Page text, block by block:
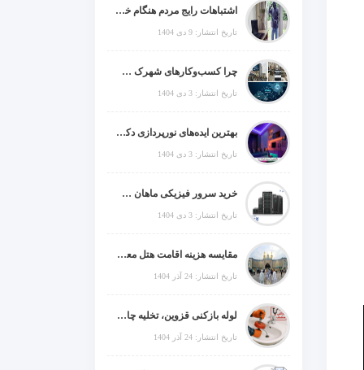
اشتباهات رایج مردم هنگام خرید دزدگیر منزل
تاریخ انتشار: 9 دی 1404
چرا کسب‌وکارهای شهرک صنعتی چهاردانگه فوراً به طراحی سایت نیاز دارند؟
تاریخ انتشار: 3 دی 1404
بهترین ایده‌های نورپردازی دکوراتیو با ال ای دی برای منزل، فروشگاه و دفتر کار
تاریخ انتشار: 3 دی 1404
خرید سرور فیزیکی ماهان شبکه ایرانیان
تاریخ انتشار: 3 دی 1404
مقایسه هزینه اقامت هتل معمولی، میان‌رده یا 5 ستاره در سفر زیارتی عراق
تاریخ انتشار: 24 آذر 1404
لوله بازکنی قزوین، تخلیه چاه و خدمات تخصصی لوله‌کشی و تشخیص ترکیدگی
تاریخ انتشار: 24 آذر 1404